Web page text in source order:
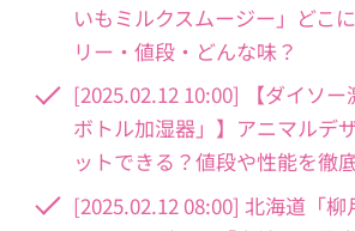
いもミルクスムージー」どこ
リー・値段・どんな味？
[2025.02.12 10:00] 【ダイソ
ボトル加湿器」】アニマルデ
ットできる？値段や性能を徹
[2025.02.12 08:00] 北海道「